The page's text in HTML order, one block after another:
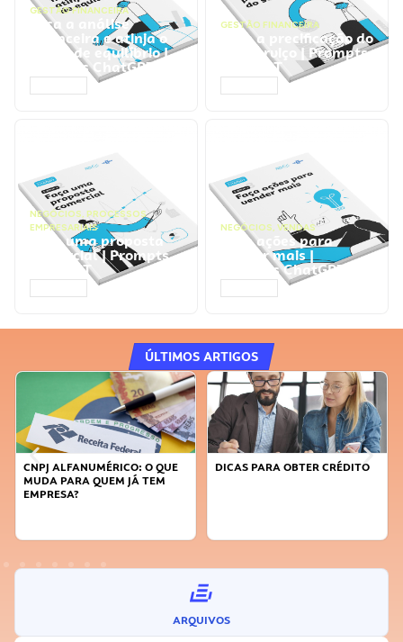
GESTÃO FINANCEIRA
Faça a análise
financeira e atinja o
ponto de equilíbrio |
Prompts ChatGPT
GESTÃO FINANCEIRA
Faça a precificação do
seu serviço | Prompts
ChatGPT
NEGÓCIOS, PROCESSOS
EMPRESARIAIS
Faça uma proposta
comercial | Prompts
ChatGPT
NEGÓCIOS, VENDAS
Faça ações para
vender mais |
Prompts ChatGPT
ÚLTIMOS ARTIGOS
CNPJ ALFANUMÉRICO: O QUE
MUDA PARA QUEM JÁ TEM
EMPRESA?
DICAS PARA OBTER CRÉDITO
ARQUIVOS